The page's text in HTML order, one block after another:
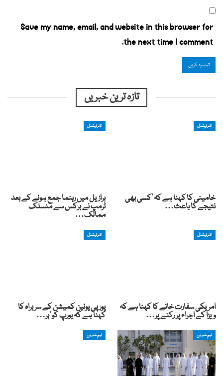
Save my name, email, and website in this browser for
the next time I comment.
تازہ ترین خبریں
انٹرنیشنل
خامینی کا کہنا ہے کہ ‘کسی بھی
نتیجے کا باعث…
انٹرنیشنل
برازیل میں رہنما جمع ہونے کے بعد
ٹرمپ نے برکس سے منسلک
ممالک…
انٹرنیشنل
امریکی سفارت خانے کا کہنا ہے کہ
ویزا کے اجراء پر رکنے پر…
انٹرنیشنل
یورپی یونین کمیشن کے سربراہ کا
کہنا ہے کہ یورپ کو ‘ہر…
اہم خبریں اہم خبریں